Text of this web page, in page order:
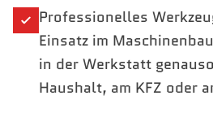
Professionelles
Einsatz im
in der Werkstatt
Haushalt, am KFZ oder